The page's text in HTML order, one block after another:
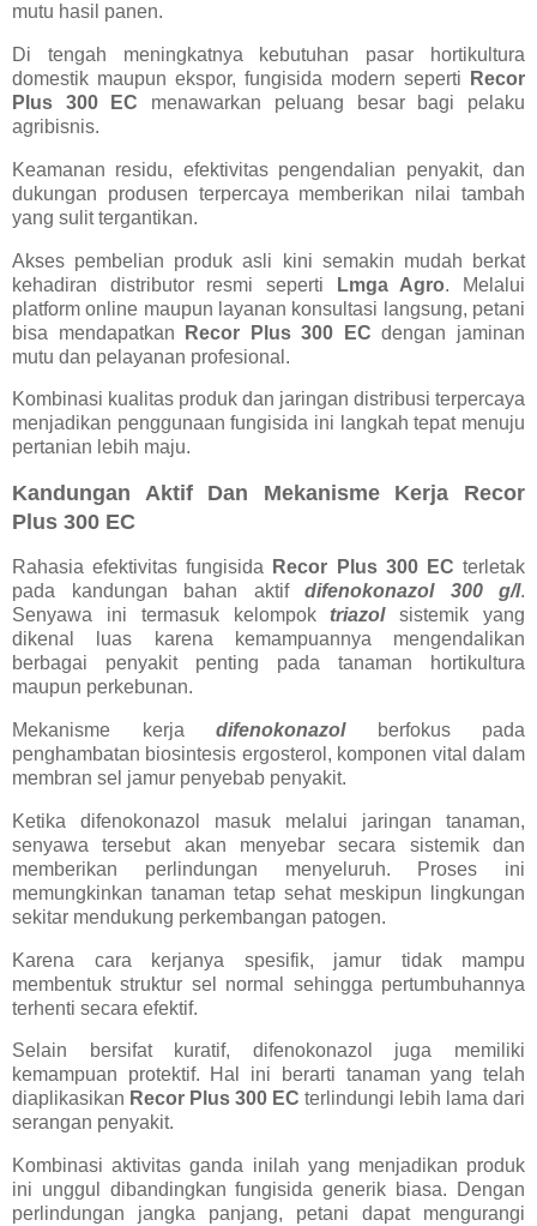
mutu hasil panen.
Di tengah meningkatnya kebutuhan pasar hortikultura
domestik maupun ekspor, fungisida modern seperti
Recor
Plus 300 EC menawarkan peluang besar bagi pelaku
agribisnis.
Keamanan residu, efektivitas pengendalian penyakit, dan
dukungan produsen terpercaya memberikan nilai tambah
yang sulit tergantikan.
Akses pembelian produk asli kini semakin mudah berkat
kehadiran distributor resmi seperti
Lmga Agro. Melalui
platform online maupun layanan konsultasi langsung, petani
bisa mendapatkan
Recor Plus 300 EC dengan jaminan
mutu dan pelayanan profesional.
Kombinasi kualitas produk dan jaringan distribusi terpercaya
menjadikan penggunaan fungisida ini langkah tepat menuju
pertanian lebih maju.
Kandungan Aktif Dan Mekanisme Kerja Recor
Plus 300 EC
Rahasia efektivitas fungisida Recor Plus 300 EC terletak
pada kandungan bahan aktif difenokonazol 300 g/l.
Senyawa ini termasuk kelompok triazolsistemik yang
dikenal luas karena kemampuannya mengendalikan
berbagai penyakit penting pada tanaman hortikultura
maupun perkebunan.
Mekanisme kerja difenokonazolberfokus pada
penghambatan biosintesis ergosterol, komponen vital dalam
membran sel jamur penyebab penyakit.
Ketika difenokonazol masuk melalui jaringan tanaman,
senyawa tersebut akan menyebar secara sistemik dan
memberikan perlindungan menyeluruh. Proses ini
memungkinkan tanaman tetap sehat meskipun lingkungan
sekitar mendukung perkembangan patogen.
Karena cara kerjanya spesifik, jamur tidak mampu
membentuk struktur sel normal sehingga pertumbuhannya
terhenti secara efektif.
Selain bersifat kuratif, difenokonazol juga memiliki
kemampuan protektif. Hal ini berarti tanaman yang telah
diaplikasikan Recor Plus 300 EC terlindungi lebih lama dari
serangan penyakit.
Kombinasi aktivitas ganda inilah yang menjadikan produk
ini unggul dibandingkan fungisida generik biasa. Dengan
perlindungan jangka panjang, petani dapat mengurangi